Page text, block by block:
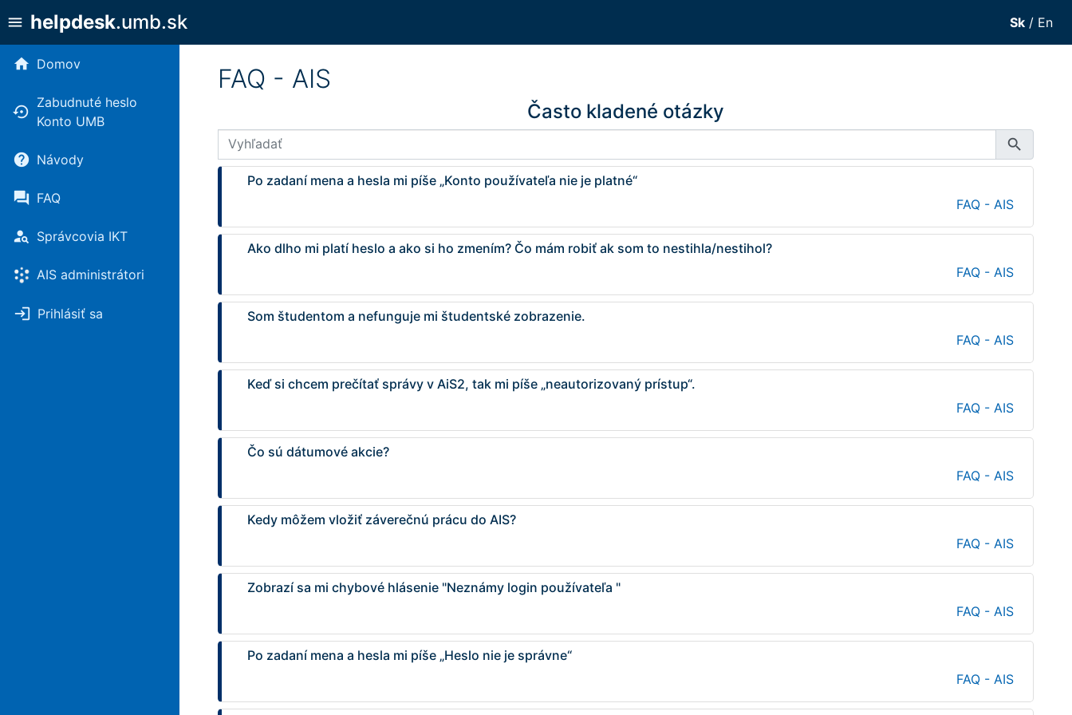
menu helpdesk.umb.sk Sk / En
home Domov
settings_backup_restore
Zabudnuté heslo
Konto UMB
help Návody
forum FAQ
person_search Správcovia IKT
AIS administrátori
login Prihlásiť sa
FAQ - AIS
Často kladené otázky
Vyhľadať search
Po zadaní mena a hesla mi píše „Konto používateľa nie je platné“
FAQ - AIS
Ako dlho mi platí heslo a ako si ho zmením? Čo mám robiť ak som to nestihla/nestihol?
FAQ - AIS
Som študentom a nefunguje mi študentské zobrazenie.
FAQ - AIS
Keď si chcem prečítať správy v AiS2, tak mi píše „neautorizovaný prístup“.
FAQ - AIS
Čo sú dátumové akcie?
FAQ - AIS
Kedy môžem vložiť záverečnú prácu do AIS?
FAQ - AIS
Zobrazí sa mi chybové hlásenie "Neznámy login používateľa "
FAQ - AIS
Po zadaní mena a hesla mi píše „Heslo nie je správne“
FAQ - AIS